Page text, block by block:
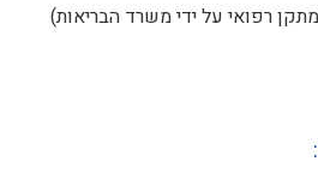
רפואי על ידי משרד הבריאות)